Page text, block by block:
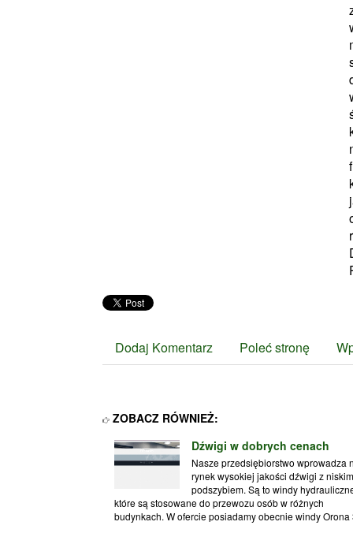
Dodaj Komentarz Poleć stronę
ZOBACZ RÓWNIEŻ:
Dźwigi w dobrych cenach
Nasze przedsiębiorstwo wprowadza
rynek wysokiej jakości dźwigi z niskim
podszybiem. Są to windy
które są stosowane do przewozu osób w różnych
budynkach. W ofercie posiadamy obecnie windy Orona